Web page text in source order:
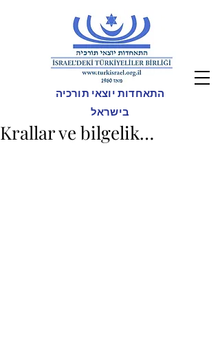
התאחדות יוצאי תורכיה
בישראל
Krallar ve bilgelik…